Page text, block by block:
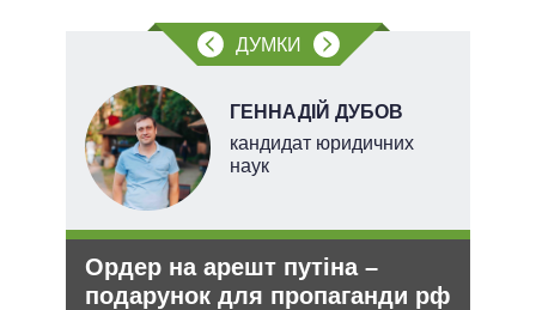
ДУМКИ
ГЕННАДІЙ ДУБОВ
кандидат юридичних
наук
Ордер на арешт путіна –
подарунок для пропаганди рф